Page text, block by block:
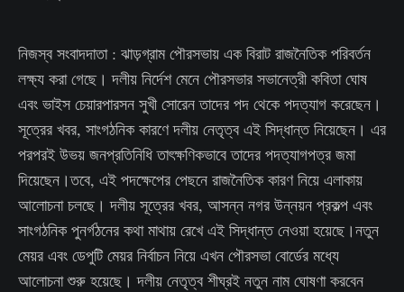
নিজস্ব সংবাদদাতা : ঝাড়গ্রাম পৌরসভায় এক বিরাট রাজনৈতিক পরিবর্তন
লক্ষ্য করা গেছে। দলীয় নির্দেশ মেনে পৌরসভার সভানেত্রী কবিতা ঘোষ
এবং ভাইস চেয়ারপারসন সুখী সোরেন তাদের পদ থেকে পদত্যাগ করেছেন।
সূত্রের খবর, সাংগঠনিক কারণে দলীয় নেতৃত্ব এই সিদ্ধান্ত নিয়েছেন। এর
পরপরই উভয় জনপ্রতিনিধি তাৎক্ষণিকভাবে তাদের পদত্যাগপত্র জমা
দিয়েছেন।তবে, এই পদক্ষেপের পেছনে রাজনৈতিক কারণ নিয়ে এলাকায়
আলোচনা চলছে। দলীয় সূত্রের খবর, আসন্ন নগর উন্নয়ন প্রকল্প এবং
সাংগঠনিক পুনর্গঠনের কথা মাথায় রেখে এই সিদ্ধান্ত নেওয়া হয়েছে।নতুন
মেয়র এবং ডেপুটি মেয়র নির্বাচন নিয়ে এখন পৌরসভা বোর্ডের মধ্যে
আলোচনা শুরু হয়েছে। দলীয় নেতৃত্ব শীঘ্রই নতুন নাম ঘোষণা করবেন